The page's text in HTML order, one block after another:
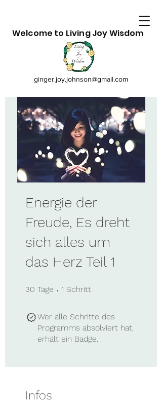
Welcome to Living Joy Wisdom
ginger.joy.johnson@gmail.com
Energie der
Freude, Es dreht
sich alles um
das Herz Teil 1
30 Tage 30 Tage
1 Schritt
Wer alle Schritte des
Programms absolviert hat,
erhält ein Badge.
Infos